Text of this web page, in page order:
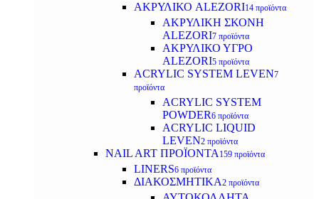
ΑΚΡΥΛΙΚΟ ALEZORI14 προϊόντα
ΑΚΡΥΛΙΚΗ ΣΚΟΝΗ
ALEZORI7 προϊόντα
ΑΚΡΥΛΙΚΟ ΥΓΡΟ
ALEZORI5 προϊόντα
ACRYLIC SYSTEM LEVEN7
προϊόντα
ACRYLIC SYSTEM
POWDER6 προϊόντα
ACRYLIC LIQUID
LEVEN2 προϊόντα
NAIL ART ΠΡΟΪΟΝΤΑ 159 προϊόντα
LINERS6 προϊόντα
ΔΙΑΚΟΣΜΗΤΙΚΑ2 προϊόντα